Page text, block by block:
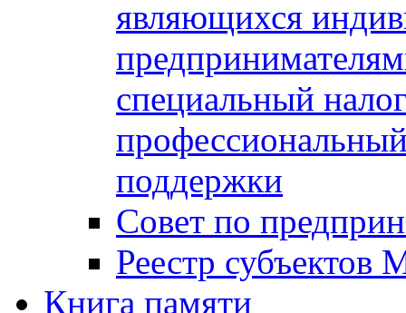
являющихся
специальный
поддержки
Совет по
Реестр
Книга памяти